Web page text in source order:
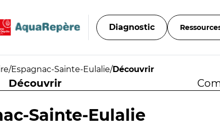
Diagnostic
/Espagnac-Sainte-Eulalie/Découvrir
Découvrir
Sainte-Eulalie